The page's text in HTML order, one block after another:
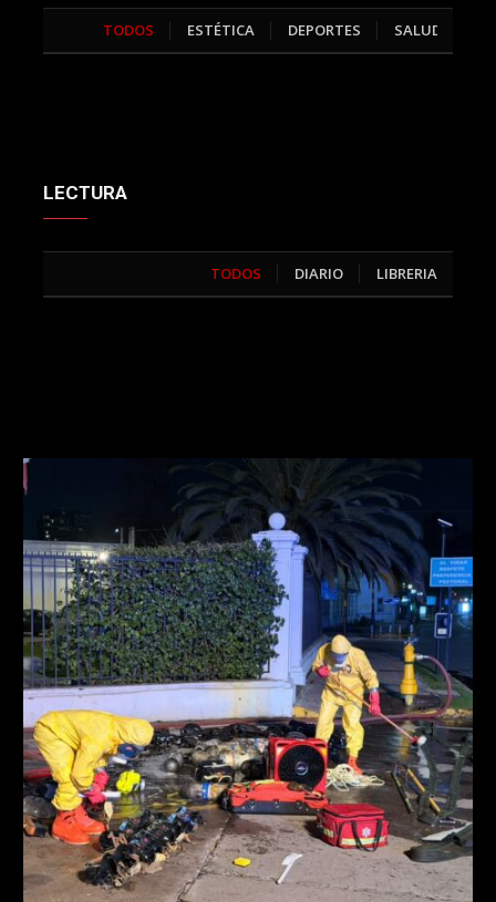
TODOS ESTÉTICA DEPORTES SALUD
LECTURA
TODOS DIARIO LIBRERIA